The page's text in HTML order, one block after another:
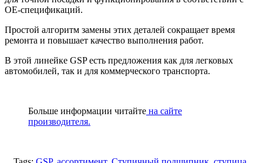
OE-спецификаций.
Простой алгоритм замены этих деталей сокращает время
ремонта и повышает качество выполнения работ.
В этой линейке GSP есть предложения как для легковых
автомобилей, так и для коммерческого транспорта.
Больше информации читайте на сайте
производителя.